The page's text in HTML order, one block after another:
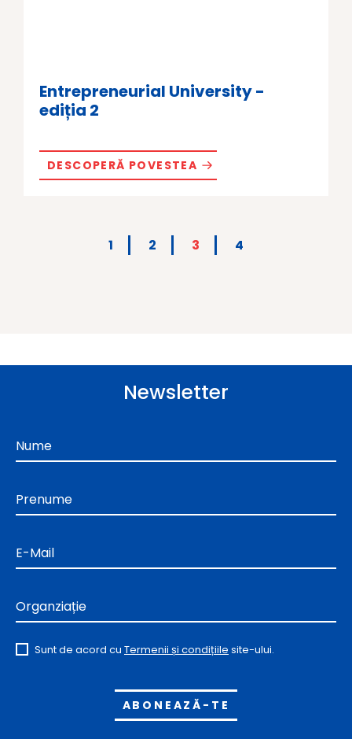
Entrepreneurial University -
ediția 2
DESCOPERĂ POVESTEA
1 2 3 4
Newsletter
Nume
Prenume
E-Mail
Organziație
Sunt de acord cu Termenii și condițiile site-ului.